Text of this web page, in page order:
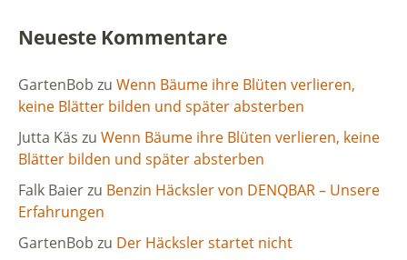
Neueste Kommentare
GartenBob zu Wenn Bäume ihre Blüten verlieren,
keine Blätter bilden und später absterben
Jutta Käs zu Wenn Bäume ihre Blüten verlieren, keine
Blätter bilden und später absterben
Falk Baierzu Benzin Häcksler von DENQBAR – Unsere
Erfahrungen
GartenBob zu Der Häcksler startet nicht